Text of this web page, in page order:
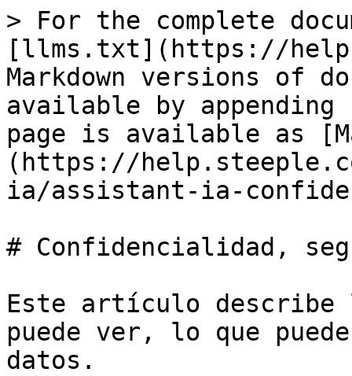
> For the complete
[llms.txt](https://
Markdown versions of
available by
page is available as
(https://
ia/assistant-ia-
# Confidencialidad,
Este artículo
puede ver, lo que
datos.